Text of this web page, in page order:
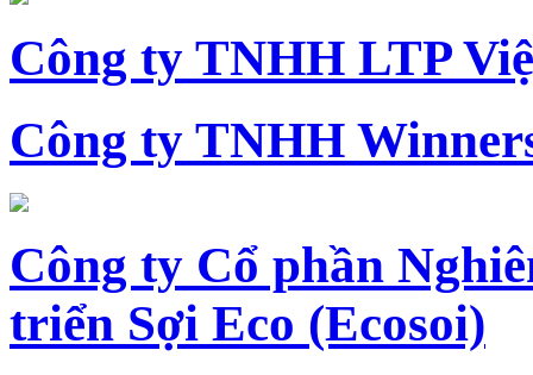
Công ty TNHH LTP
Công ty TNHH
Công ty Cổ phần
triển Sợi Eco (Ecosoi)